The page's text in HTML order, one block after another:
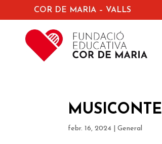
COR DE MARIA – VALLS
febr. 16, 2024 |General